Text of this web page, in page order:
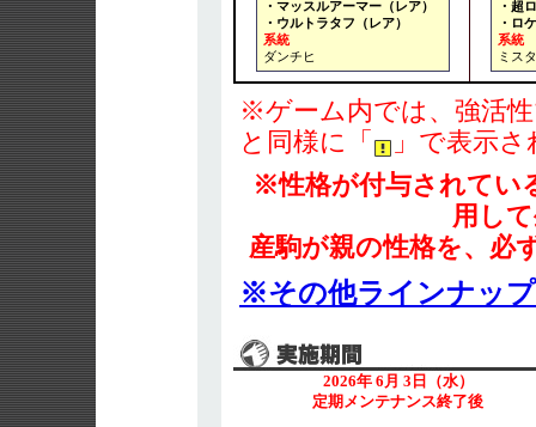
・マッスルアーマー（レア）
・ウルトラタフ（レア）
系統
ダンチヒ
・超
・ロ
系統
ミス
※ゲーム内では、強活
と同様に「
」で表示
※性格が付与されてい
用し
産駒が親の性格を、必
※その他ラインナッ
2026年 6月 3日（水）
定期メンテナンス終了後